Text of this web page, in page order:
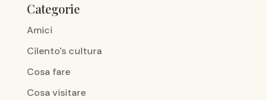
Categorie
Amici
Cilento's cultura
Cosa fare
Cosa visitare